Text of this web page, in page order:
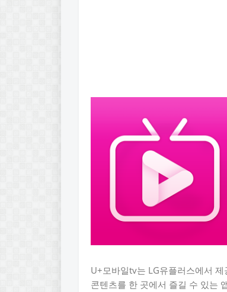
U+모바일tv는 LG유플러스에서
콘텐츠를 한 곳에서 즐길 수 있는